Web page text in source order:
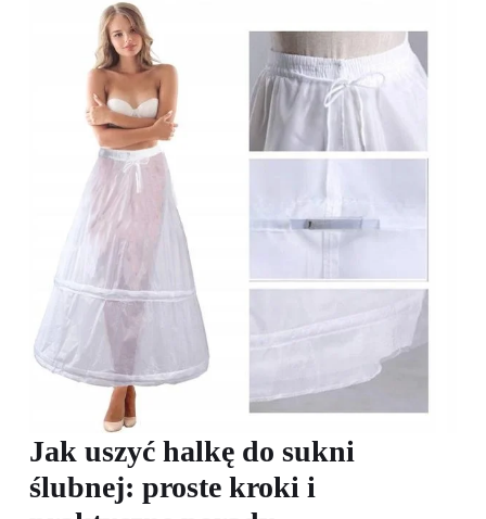
Jak uszyć halkę do sukni
ślubnej: proste kroki i